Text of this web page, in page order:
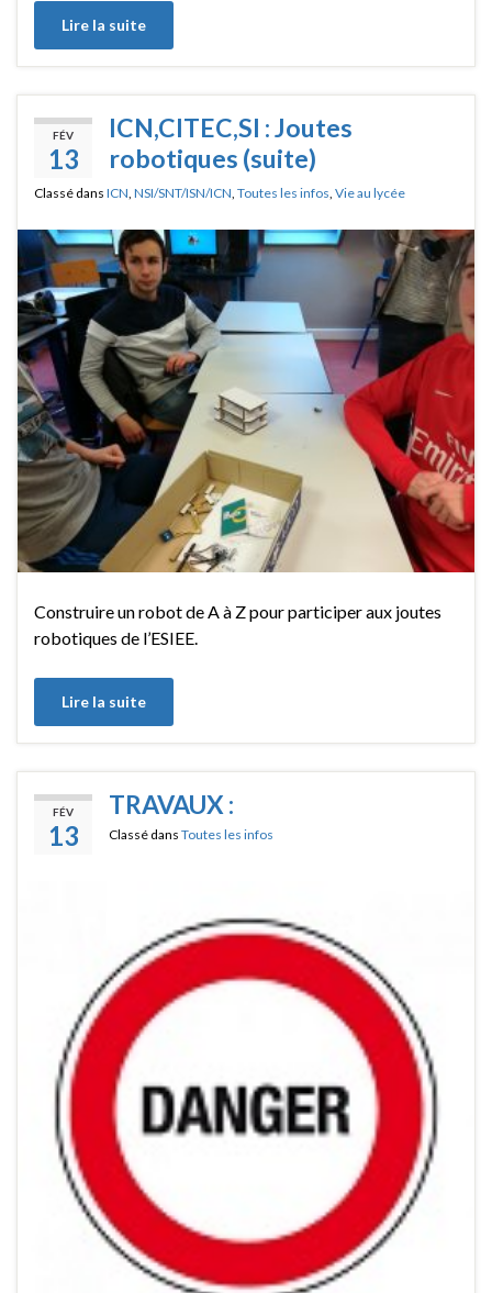
Lire la suite
FÉV
13
ICN,CITEC,SI : Joutes
robotiques (suite)
Classé dans ICN NSI/SNT/ISN/ICN Toutes les infos Vie au lycée
Construire un robot de A à Z pour participer aux joutes
robotiques de l’ESIEE.
Lire la suite
FÉV
13
TRAVAUX :
Classé dans Toutes les infos